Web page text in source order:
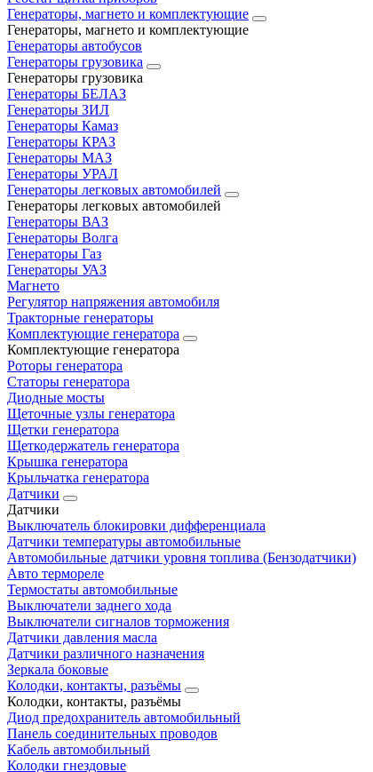
Генераторы, магнето и комплектующие
Генераторы, магнето и комплектующие
Генераторы автобусов
Генераторы грузовика
Генераторы грузовика
Генераторы БЕЛАЗ
Генераторы ЗИЛ
Генераторы Камаз
Генераторы КРАЗ
Генераторы МАЗ
Генераторы УРАЛ
Генераторы легковых автомобилей
Генераторы легковых автомобилей
Генераторы ВАЗ
Генераторы Волга
Генераторы Газ
Генераторы УАЗ
Магнето
Регулятор напряжения автомобиля
Тракторные генераторы
Комплектующие генератора
Комплектующие генератора
Роторы генератора
Статоры генератора
Диодные мосты
Щеточные узлы генератора
Щетки генератора
Щеткодержатель генератора
Крышка генератора
Крыльчатка генератора
Датчики
Датчики
Выключатель блокировки дифференциала
Датчики температуры автомобильные
Автомобильные датчики уровня топлива (Бензодатчики)
Авто термореле
Термостаты автомобильные
Выключатели заднего хода
Выключатели сигналов торможения
Датчики давления масла
Датчики различного назначения
Зеркала боковые
Колодки, контакты, разъёмы
Колодки, контакты, разъёмы
Диод предохранитель автомобильный
Панель соединительных проводов
Кабель автомобильный
Колодки гнездовые